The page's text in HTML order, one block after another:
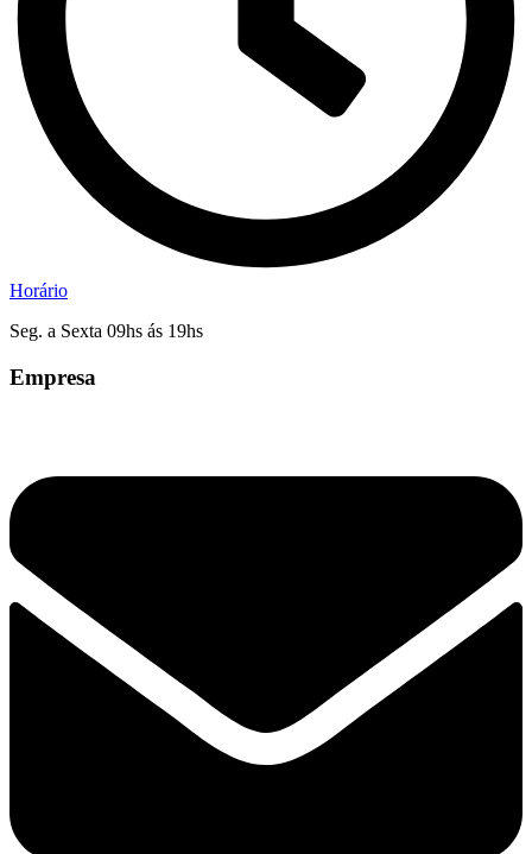
Horário
Seg. a Sexta 09hs ás 19hs
Empresa